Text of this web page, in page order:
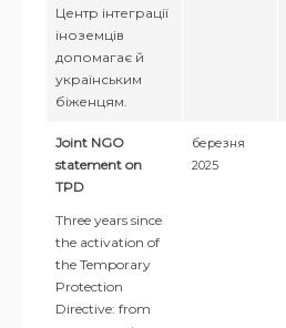
Центр інтеграції
іноземців
допомагає й
українським
біженцям.
Joint NGO
statement on
TPD
Three years since
the activation of
the Temporary
Protection
Directive: from
березня
2025